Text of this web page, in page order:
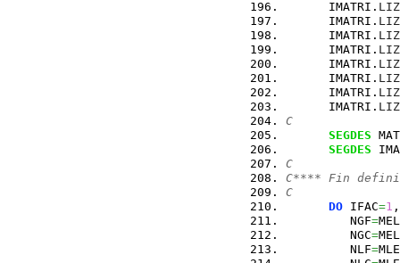
      IMATRI.
      IMATRI.
      IMATRI.
      IMATRI.
      IMATRI.
      IMATRI.
      IMATRI.
      IMATRI.
C
SEGDES
SEGDES
C
C**** Fin
C
DO IFAC=1
         NGF
=
         NGC
=
         NLF
=